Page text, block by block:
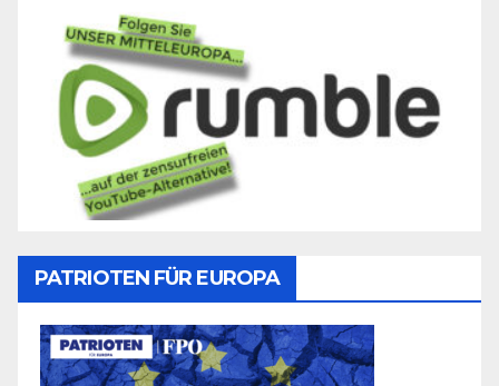
PATRIOTEN FÜR EUROPA